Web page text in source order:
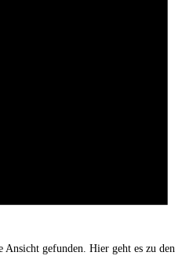
Ansicht gefunden. Hier geht es zu den